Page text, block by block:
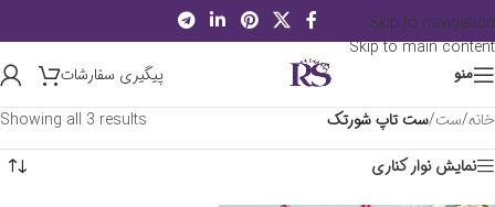
Skip to navigation
Skip to main content
منو
پیگیری سفارشات
خانه/ست/ست تاپ شورتک
Showing all 3 results
نمایش نوار کناری